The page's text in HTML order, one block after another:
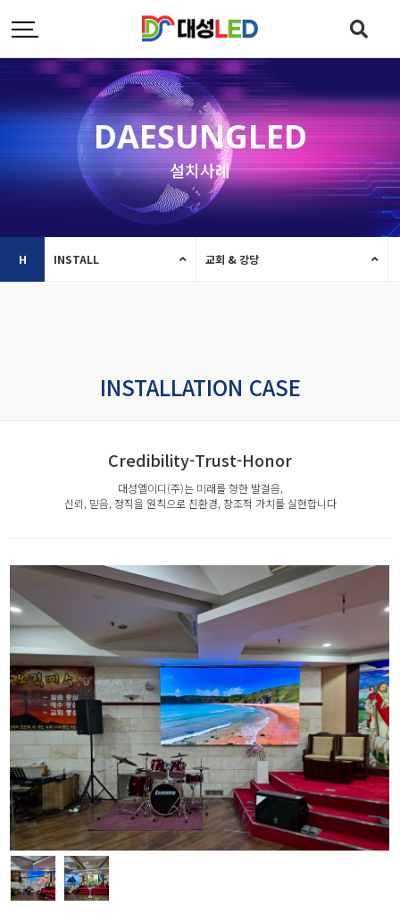
DAESUNGLED
설치사례
H INSTALL 교회 & 강당
INSTALLATION CASE
Credibility-Trust-Honor
대성엘이디(주)는 미래를 향한 발걸음,
신뢰, 믿음, 정직을 원칙으로 친환경, 창조적 가치를 실현합니다